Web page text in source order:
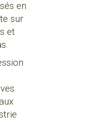
en
sur
et